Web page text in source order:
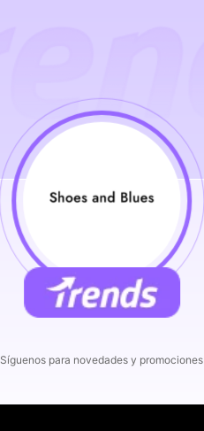
Síguenos para novedades y promociones